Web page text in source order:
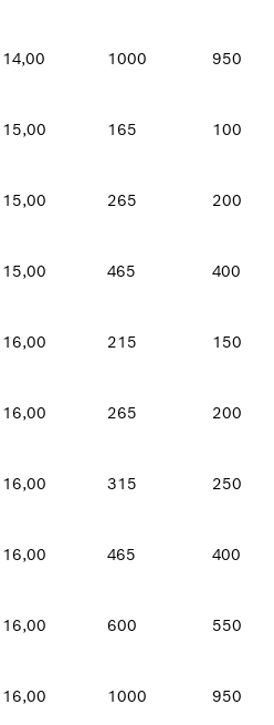
14,00 1000 950
15,00 165 100
15,00 265 200
15,00 465 400
16,00 215 150
16,00 265 200
16,00 315 250
16,00 465 400
16,00 600 550
16,00 1000 950